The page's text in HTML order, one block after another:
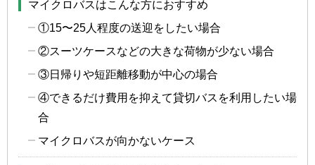
マイクロバスはこんな方におすすめ
①15〜25人程度の送迎をしたい場合
②スーツケースなどの大きな荷物が少ない場合
③日帰りや短距離移動が中心の場合
④できるだけ費用を抑えて貸切バスを利用したい場
合
マイクロバスが向かないケース